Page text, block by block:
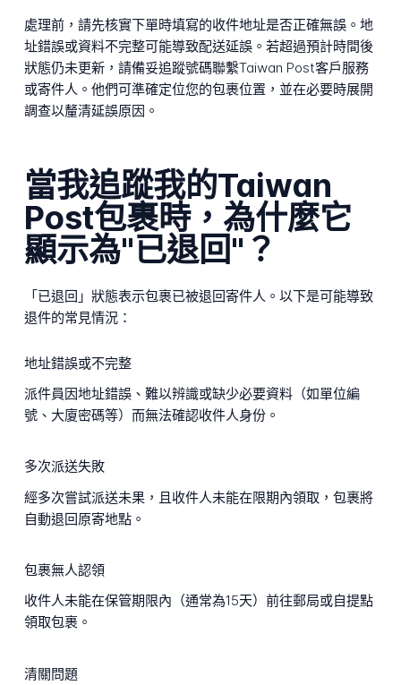
處理前，請先核實下單時填寫的收件地址是否正確無誤。地
址錯誤或資料不完整可能導致配送延誤。若超過預計時間後
狀態仍未更新，請備妥追蹤號碼聯繫Taiwan Post客戶服務
或寄件人。他們可準確定位您的包裹位置，並在必要時展開
調查以釐清延誤原因。
當我追蹤我的Taiwan
Post包裹時，為什麼它
顯示為"已退回"？
「已退回」狀態表示包裹已被退回寄件人。以下是可能導致
退件的常見情況：
地址錯誤或不完整
派件員因地址錯誤、難以辨識或缺少必要資料（如單位編
號、大廈密碼等）而無法確認收件人身份。
多次派送失敗
經多次嘗試派送未果，且收件人未能在限期內領取，包裹將
自動退回原寄地點。
包裹無人認領
收件人未能在保管期限內（通常為15天）前往郵局或自提點
領取包裹。
清關問題